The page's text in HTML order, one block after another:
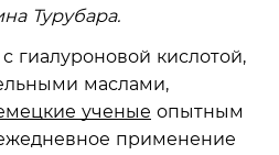
Турубара.
гиалуроновой кислотой,
маслами,
ученые опытным
применение